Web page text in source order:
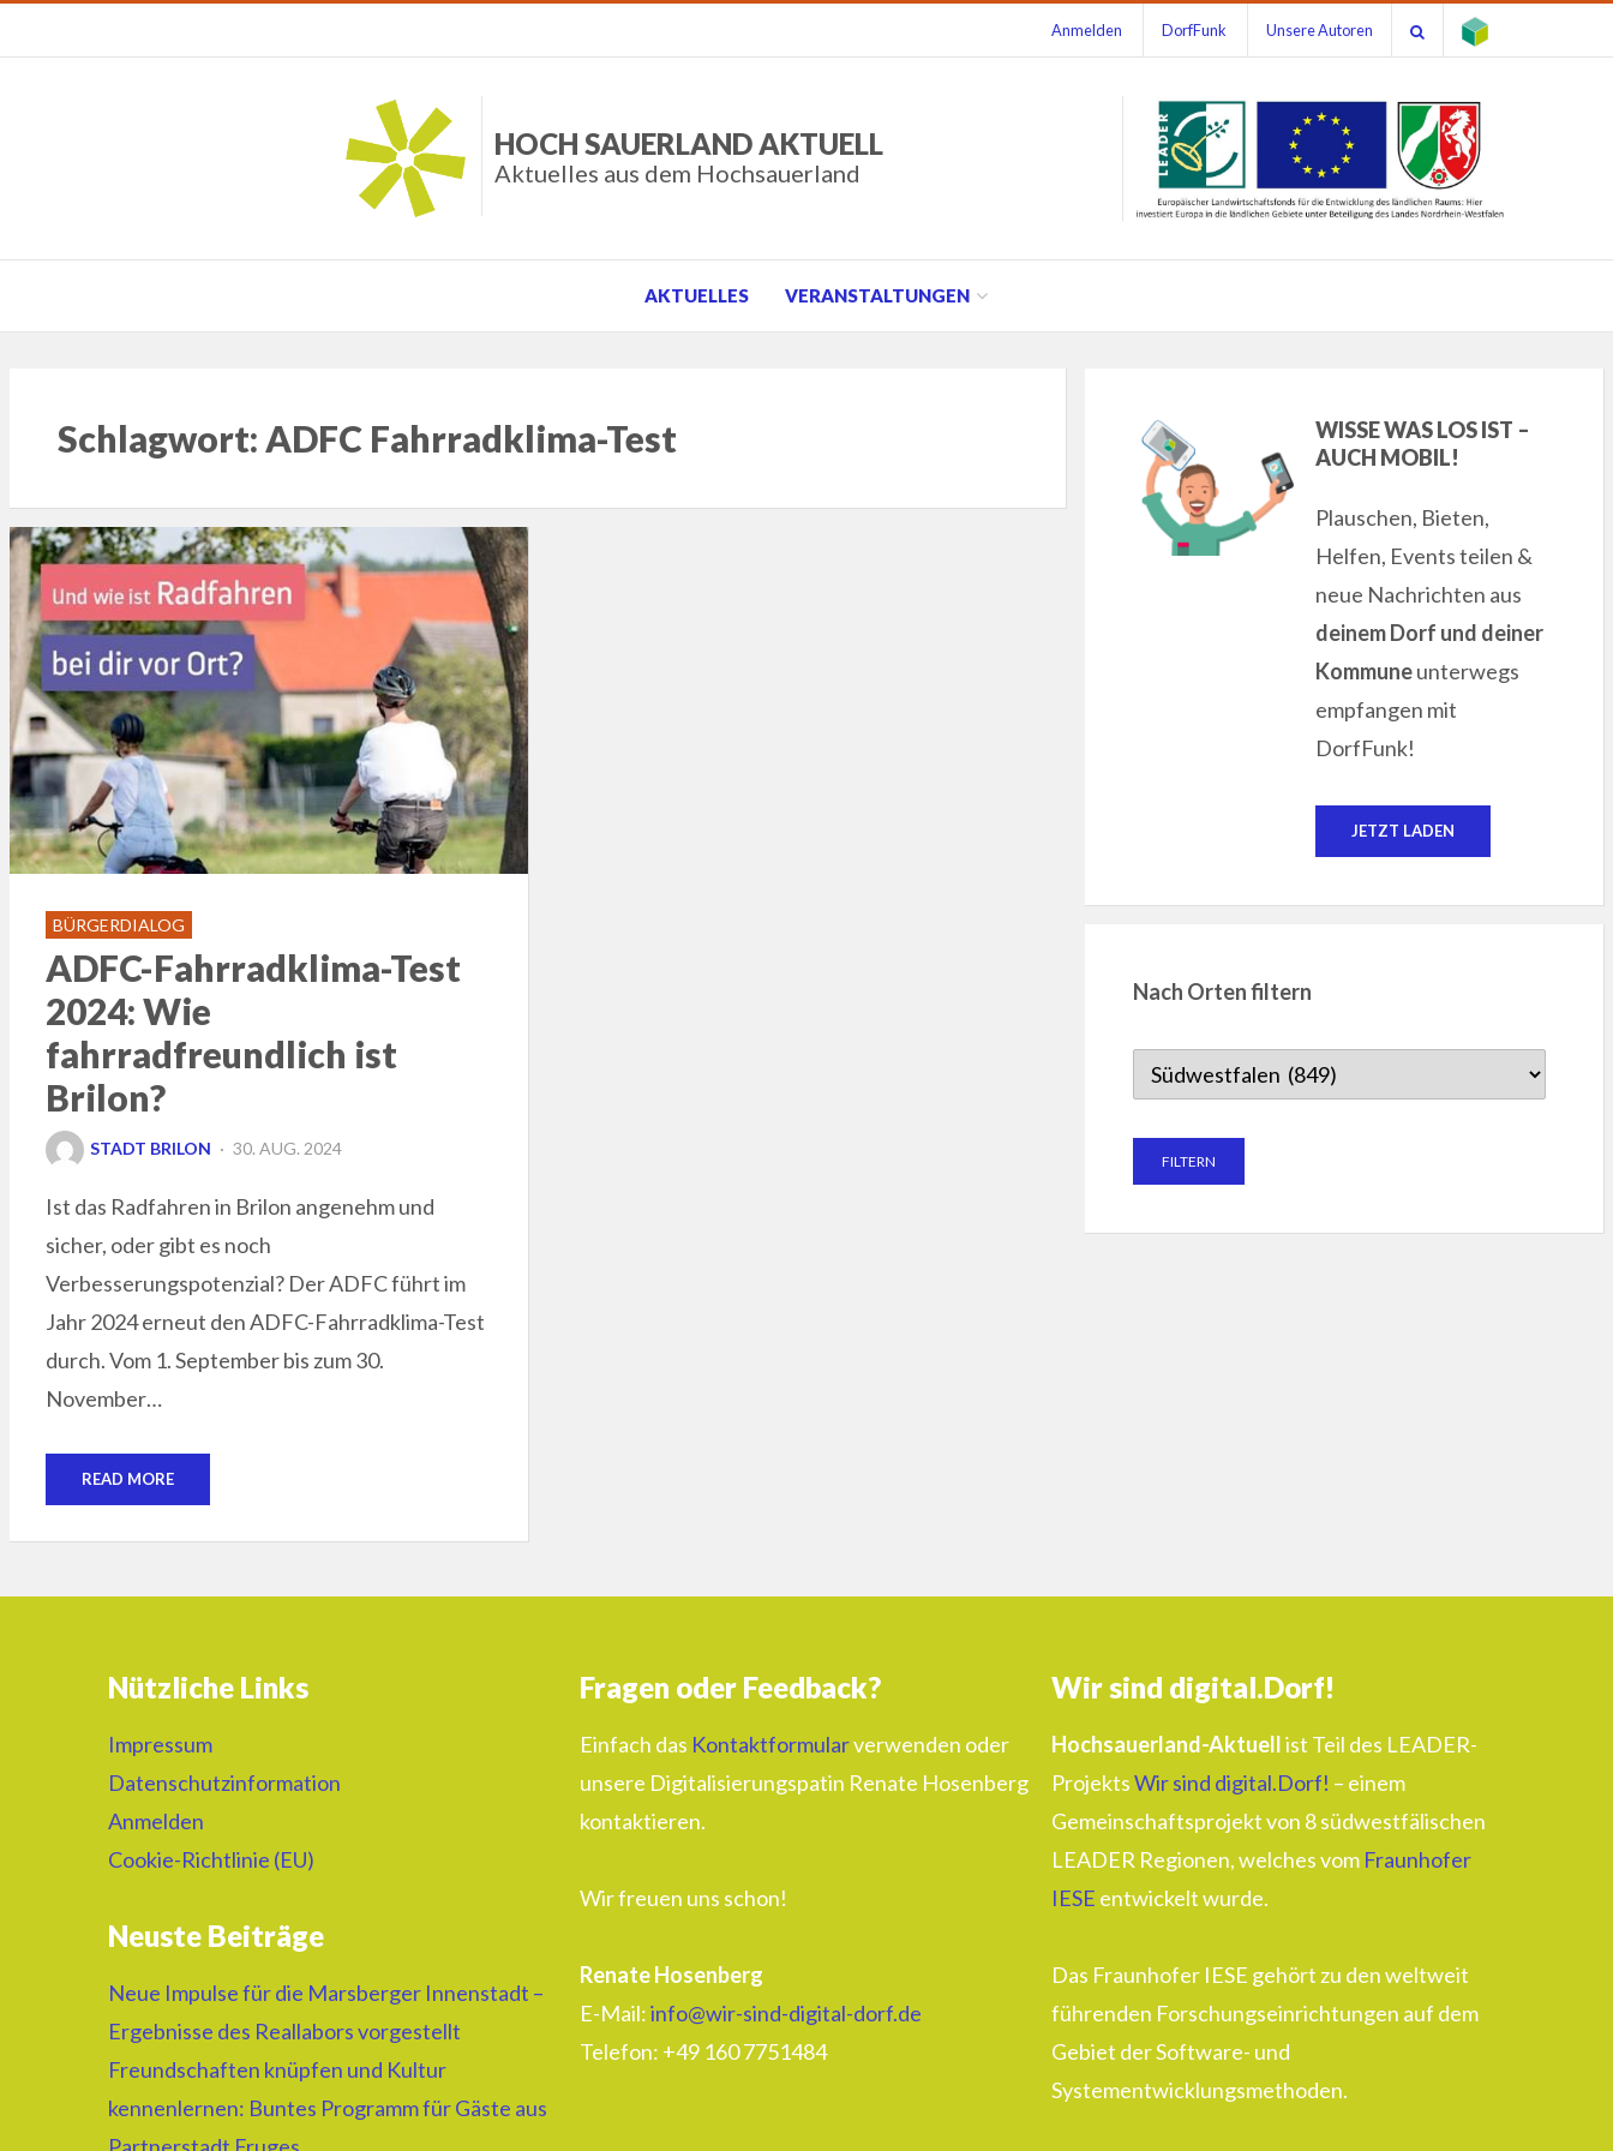
Anmelden DorfFunk Unsere Autoren
HOCH SAUERLAND AKTUELL
Aktuelles aus dem Hochsauerland
AKTUELLES VERANSTALTUNGEN
Schlagwort: ADFC Fahrradklima-Test
BÜRGERDIALOG
ADFC-Fahrradklima-Test
2024: Wie
fahrradfreundlich ist
Brilon?
STADT BRILON
POSTED
30. AUG. 2024
Ist das Radfahren in Brilon angenehm und
sicher, oder gibt es noch
Verbesserungspotenzial? Der ADFC führt im
Jahr 2024 erneut den ADFC-Fahrradklima-Test
durch. Vom 1. September bis zum 30.
November…
READ MORE
WISSE WAS LOS IST –
AUCH MOBIL!
Plauschen, Bieten,
Helfen, Events teilen &
neue Nachrichten aus
deinem Dorf und deiner
Kommuneunterwegs
empfangen mit
DorfFunk!
JETZT LADEN
Nach Orten filtern
Nützliche Links
Impressum
Datenschutzinformation
Anmelden
Cookie-Richtlinie (EU)
Neuste Beiträge
Neue Impulse für die Marsberger Innenstadt –
Ergebnisse des Reallabors vorgestellt
Freundschaften knüpfen und Kultur
kennenlernen: Buntes Programm für Gäste aus
Fragen oder Feedback?
Einfach das Kontaktformularverwenden oder
unsere Digitalisierungspatin Renate Hosenberg
kontaktieren.
Wir freuen uns schon!
Renate Hosenberg
E-Mail:info@wir-sind-digital-dorf.de
Telefon: ‭+49 160 7751484‬
Wir sind digital.Dorf!
Hochsauerland-Aktuellist Teil des LEADER-
ProjektsWir sind digital.Dorf! – einem
Gemeinschaftsprojekt von 8 südwestfälischen
LEADER Regionen, welches vom Fraunhofer
IESE entwickelt wurde.
Das Fraunhofer IESE gehört zu den weltweit
führenden Forschungseinrichtungen auf dem
Gebiet der Software- und
Systementwicklungsmethoden.